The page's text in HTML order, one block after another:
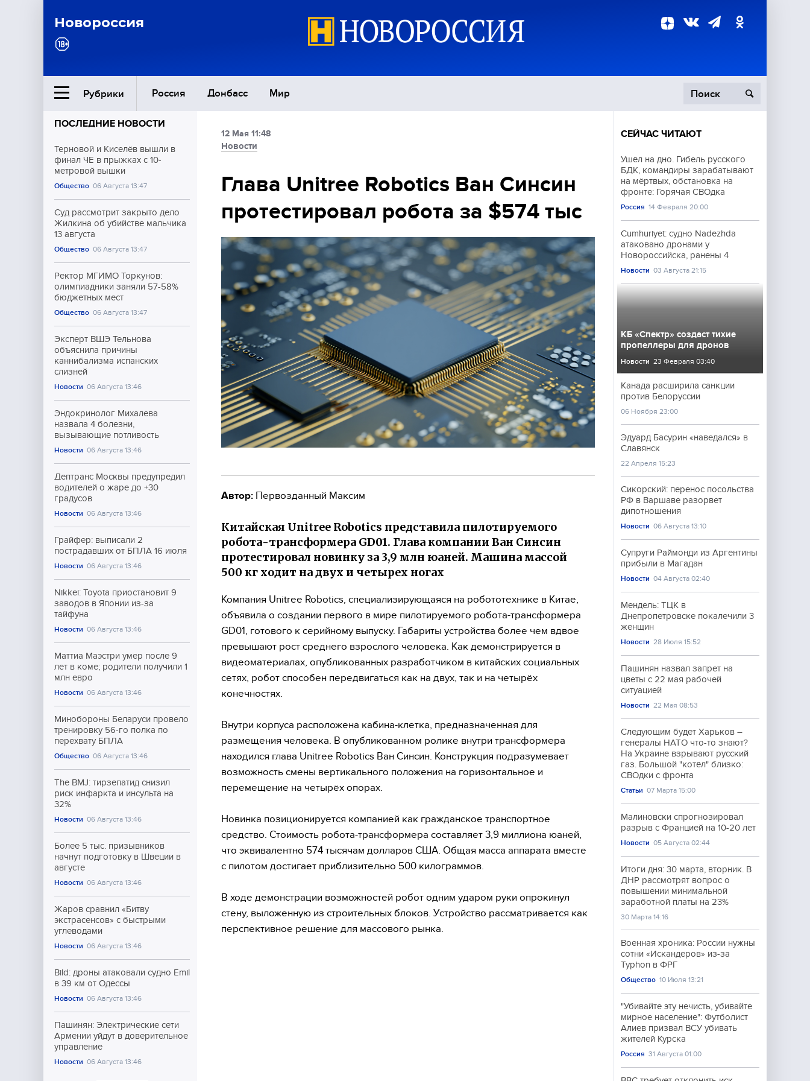
Новороссия
Рубрики Россия Донбасс Мир
Ближний Восток
Общество
Экономика
Происшествия
Культура
Спорт
ПОСЛЕДНИЕ НОВОСТИ
Терновой и Киселёв вышли в
финал ЧЕ в прыжках с 10-
метровой вышки
Общество 06 Августа 13:47
Суд рассмотрит закрыто дело
Жилкина об убийстве мальчика
13 августа
Общество 06 Августа 13:47
Ректор МГИМО Торкунов:
олимпиадники заняли 57-58%
бюджетных мест
Общество 06 Августа 13:47
Эксперт ВШЭ Тельнова
объяснила причины
каннибализма испанских
слизней
Новости 06 Августа 13:46
Эндокринолог Михалева
назвала 4 болезни,
вызывающие потливость
Новости 06 Августа 13:46
Дептранс Москвы предупредил
водителей о жаре до +30
градусов
Новости 06 Августа 13:46
Грайфер: выписали 2
пострадавших от БПЛА 16 июля
Новости 06 Августа 13:46
Nikkei: Toyota приостановит 9
заводов в Японии из-за
тайфуна
Новости 06 Августа 13:46
Маттиа Маэстри умер после 9
лет в коме; родители получили 1
млн евро
Новости 06 Августа 13:46
Минобороны Беларуси провело
тренировку 56-го полка по
перехвату БПЛА
Общество 06 Августа 13:46
The BMJ: тирзепатид снизил
риск инфаркта и инсульта на
32%
Новости 06 Августа 13:46
Более 5 тыс. призывников
начнут подготовку в Швеции в
августе
Новости 06 Августа 13:46
Жаров сравнил «Битву
экстрасенсов» с быстрыми
углеводами
Новости 06 Августа 13:46
Bild: дроны атаковали судно Emil
в 39 км от Одессы
Новости 06 Августа 13:46
Пашинян: Электрические сети
Армении уйдут в доверительное
управление
Новости 06 Августа 13:46
12 Мая 11:48
Новости
Глава Unitree Robotics Ван Синсин
протестировал робота за $574 тыс
Автор: Первозданный Максим
Китайская Unitree Robotics представила пилотируемого
робота-трансформера GD01. Глава компании Ван Синсин
протестировал новинку за 3,9 млн юаней. Машина массой
500 кг ходит на двух и четырех ногах
Компания Unitree Robotics, специализирующаяся на робототехнике в Китае,
объявила о создании первого в мире пилотируемого робота-трансформера
GD01, готового к серийному выпуску. Габариты устройства более чем вдвое
превышают рост среднего взрослого человека. Как демонстрируется в
видеоматериалах, опубликованных разработчиком в китайских социальных
сетях, робот способен передвигаться как на двух, так и на четырёх
конечностях.
Внутри корпуса расположена кабина-клетка, предназначенная для
размещения человека. В опубликованном ролике внутри трансформера
находился глава Unitree Robotics Ван Синсин. Конструкция подразумевает
возможность смены вертикального положения на горизонтальное и
перемещение на четырёх опорах.
Новинка позиционируется компанией как гражданское транспортное
средство. Стоимость робота-трансформера составляет 3,9 миллиона юаней,
что эквивалентно 574 тысячам долларов США. Общая масса аппарата вместе
с пилотом достигает приблизительно 500 килограммов.
В ходе демонстрации возможностей робот одним ударом руки опрокинул
стену, выложенную из строительных блоков. Устройство рассматривается как
перспективное решение для массового рынка.
СЕЙЧАС ЧИТАЮТ
Ушёл на дно. Гибель русского
БДК, командиры зарабатывают
на мёртвых, обстановка на
фронте: Горячая СВОдка
Россия 14 Февраля 20:00
Cumhuriyet: судно Nadezhda
атаковано дронами у
Новороссийска, ранены 4
Новости 03 Августа 21:15
КБ «Спектр» создаст тихие
пропеллеры для дронов
Новости 23 Февраля 03:40
Канада расширила санкции
против Белоруссии
06 Ноября 23:00
Эдуард Басурин «наведался» в
Славянск
22 Апреля 15:23
Сикорский: перенос посольства
РФ в Варшаве разорвет
дипотношения
Новости 06 Августа 13:10
Супруги Раймонди из Аргентины
прибыли в Магадан
Новости 04 Августа 02:40
Мендель: ТЦК в
Днепропетровске покалечили 3
женщин
Новости 28 Июля 15:52
Пашинян назвал запрет на
цветы с 22 мая рабочей
ситуацией
Новости 22 Мая 08:53
Следующим будет Харьков –
генералы НАТО что-то знают?
На Украине взрывают русский
газ. Большой "котёл" близко:
СВОдки с фронта
Статьи 07 Марта 15:00
Малиновски спрогнозировал
разрыв с Францией на 10-20 лет
Новости 05 Августа 02:44
Итоги дня: 30 марта, вторник. В
ДНР рассмотрят вопрос о
повышении минимальной
заработной платы на 23%
30 Марта 14:16
Военная хроника: России нужны
сотни «Искандеров» из-за
Typhon в ФРГ
Общество 10 Июля 13:21
"Убивайте эту нечисть, убивайте
мирное население": Футболист
Алиев призвал ВСУ убивать
жителей Курска
Россия 31 Августа 01:00